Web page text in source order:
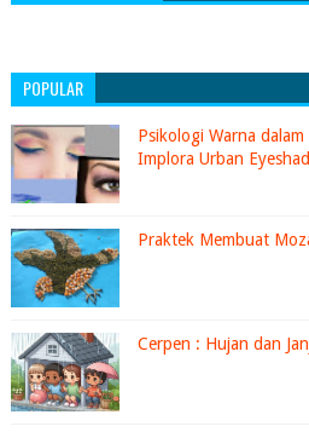
POPULAR
Psikologi Warna
Implora Urban
Praktek Membuat
Cerpen : Hujan dan